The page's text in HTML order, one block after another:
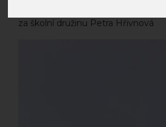
za školní družinu Petra Hřivnová